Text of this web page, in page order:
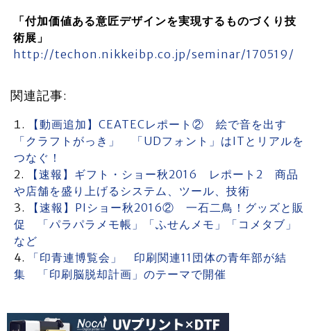
「付加価値ある意匠デザインを実現するものづくり技
術展」
http://techon.nikkeibp.co.jp/seminar/170519/
関連記事:
【動画追加】CEATECレポート② 絵で音を出す
「クラフトがっき」 「UDフォント」はITとリアルを
つなぐ！
【速報】ギフト・ショー秋2016 レポート2 商品
や店舗を盛り上げるシステム、ツール、技術
【速報】PIショー秋2016② 一石二鳥！グッズと販
促 「パラパラメモ帳」「ふせんメモ」「コメタブ」
など
「印青連博覧会」 印刷関連11団体の青年部が結
集 「印刷脳脱却計画」のテーマで開催